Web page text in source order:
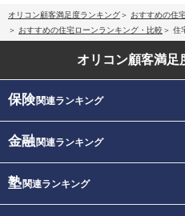
オリコン顧客満足度ランキング
おすすめの住
おすすめの住宅ローンランキング・比較
住
オリコン顧客満足
保険関連ランキング
金融関連ランキング
塾関連ランキング